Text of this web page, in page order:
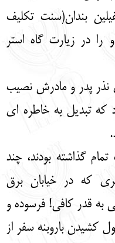
עברית
بندان(سنت تکلیف
13 سالگی) او را در زیارت گاه استر
نذر پدر و مادرش نصیب
که تبدیل به خاطره ای
گذاشته بودند، چند
که در خیابان برق
به قدر کافی! فرسوده و
کشیدن باروبنه سفر از